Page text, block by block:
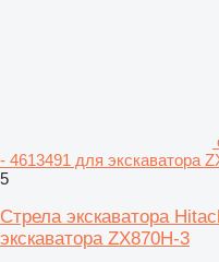
- 4613491 для экскаватора
5
Стрела экскаватора
экскаватора ZX870H-3